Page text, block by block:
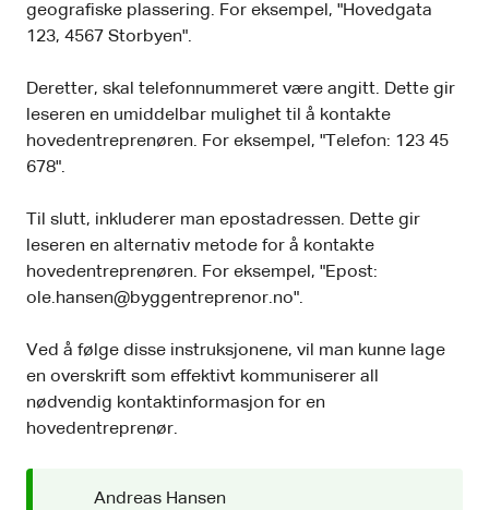
geografiske plassering. For eksempel, "Hovedgata
123, 4567 Storbyen".
Deretter, skal telefonnummeret være angitt. Dette gir
leseren en umiddelbar mulighet til å kontakte
hovedentreprenøren. For eksempel, "Telefon: 123 45
678".
Til slutt, inkluderer man epostadressen. Dette gir
leseren en alternativ metode for å kontakte
hovedentreprenøren. For eksempel, "Epost:
ole.hansen@byggentreprenor.no".
Ved å følge disse instruksjonene, vil man kunne lage
en overskrift som effektivt kommuniserer all
nødvendig kontaktinformasjon for en
hovedentreprenør.
Andreas Hansen